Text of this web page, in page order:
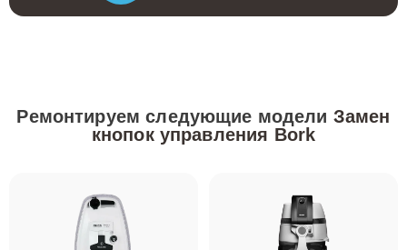
Ремонтируем следующие модели Замен
кнопок управления Bork